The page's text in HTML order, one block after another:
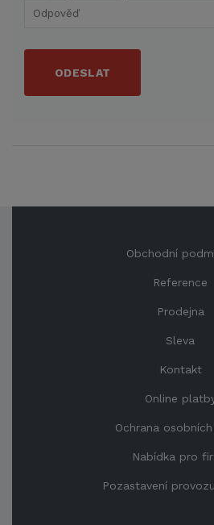
ODESLAT
Obchodní
Reference
Prodejna
Sleva
Kontakt
Online
Ochrana
Nabídka pro
Pozastavení